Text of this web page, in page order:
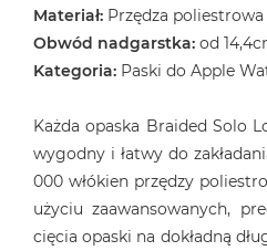
Materiał: Przędza poliestrowa
Obwód nadgarstka: od
Kategoria: Paski do Apple
Każda opaska Braided Solo
wygodny i łatwy do
000 włókien przędzy
użyciu zaawansowanych,
cięcia opaski na dokładną